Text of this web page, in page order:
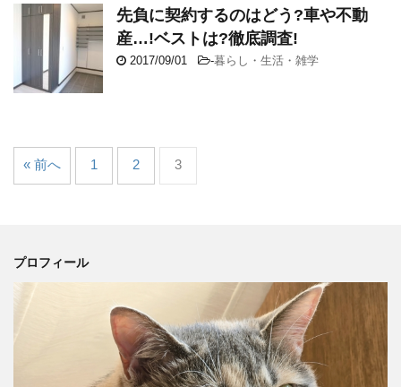
先負に契約するのはどう?車や不動
産…!ベストは?徹底調査!
2017/09/01 -暮らし・生活・雑学
« 前へ 1 2 3
プロフィール